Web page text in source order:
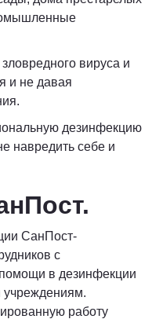
вируса и
и не давая
дезинфекцию
навредить себе и
СанПост-
с
в дезинфекции
учреждениям.
работу